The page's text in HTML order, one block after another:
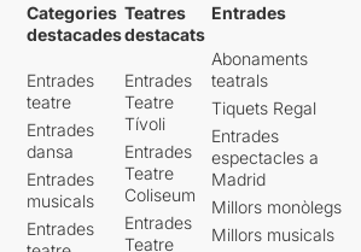
Categories
destacades
Entrades
teatre
Entrades
dansa
Entrades
musicals
Entrades
Teatres
destacats
Entrades
Teatre
Tívoli
Entrades
Teatre
Coliseum
Entrades
Teatre
Entrades
Abonaments
teatrals
Tiquets Regal
Entrades
espectacles a
Madrid
Millors monòlegs
Millors musicals